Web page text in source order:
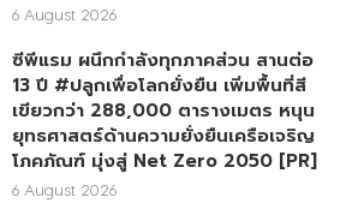
6 August 2026
ซีพีแรม ผนึกกำลังทุกภาคส่วน สานต่อ
13 ปี #ปลูกเพื่อโลกยั่งยืน เพิ่มพื้นที่สี
เขียวกว่า 288,000 ตารางเมตร หนุน
ยุทธศาสตร์ด้านความยั่งยืนเครือเจริญ
โภคภัณฑ์ มุ่งสู่ Net Zero 2050 [PR]
6 August 2026